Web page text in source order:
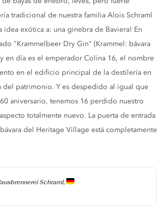
Schraml,
tradicional de nuestra familia Alois Schraml
idea exótica a: una ginebra de Baviera! En
"Krammelbeer Dry Gin" (Krammel: bávara
en día es el emperador Colina 16, el nombre
en el edificio principal de la destilería en
del patrimonio. Y es despedido al igual que
60 aniversario, tenemos 16 perdido nuestro
totalmente nuevo. La puerta de entrada
del Heritage Village está completamente